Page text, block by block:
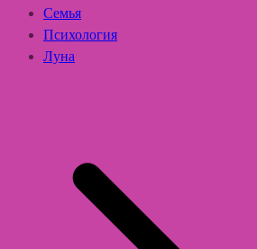
Семья
Психология
Луна